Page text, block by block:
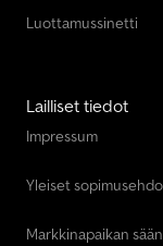
Luottamussinetti
Lailliset tiedot
Impressum
Yleiset
Markkinapaikan